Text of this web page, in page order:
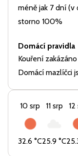
méně jak 7 dní
storno 100%
Domácí pravidla
Kouření zakázáno
Domácí mazlíčci
10 srp
32.6 °C
11 srp
25.9 °C
12